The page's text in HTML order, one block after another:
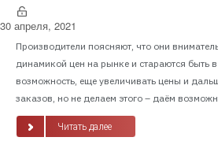
30 апреля, 2021
Производители поясняют, что они
динамикой цен на рынке и стараются быть
возможность, еще увеличивать цены и
заказов, но не делаем этого – даём
Читать далее